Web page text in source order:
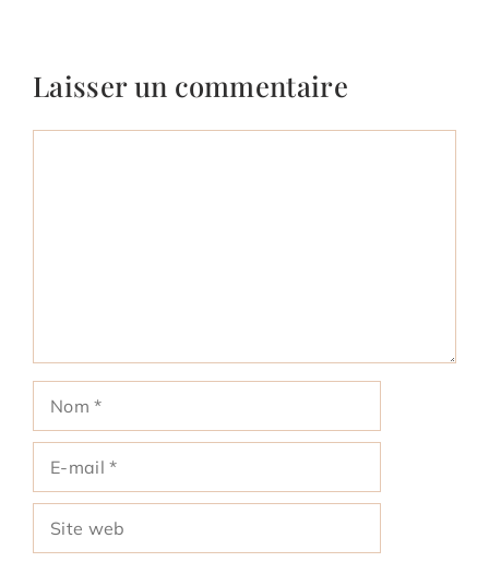
Laisser un commentaire
mail
web